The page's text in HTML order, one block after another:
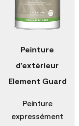
Peinture
d’extérieur
Element Guard
Peinture
expressément